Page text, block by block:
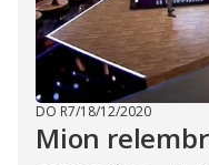
DO R7/18/12/2020
Mion